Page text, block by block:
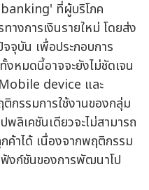
ที่ผู้บริโภค
างการเงินรายใหม่ โดยส่ง
จุบัน เพื่อประกอบการ
หมดนี้อาจจะยังไม่ชัดเจน
device และ
กรรมการใช้งานของกลุ่ม
พลิเคชันเดียวจะไม่สามารถ
ค้าได้ เนื่องจากพฤติกรรม
ฟังก์ชันของการพัฒนาโป